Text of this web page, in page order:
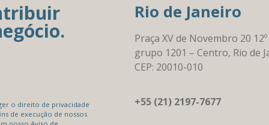
o direito de privacidade
de execução de nossos
Rio de Janeiro
Praça XV de Novembro 20
grupo 1201 – Centro, Rio de
CEP: 20010-010
+55 (21) 2197-7677